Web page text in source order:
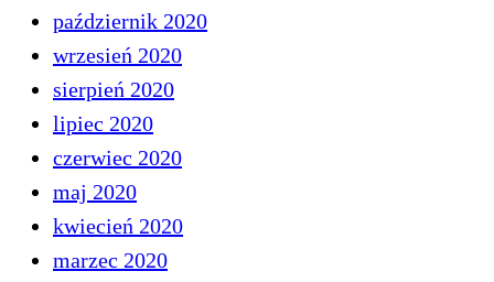
październik 2020
wrzesień 2020
sierpień 2020
lipiec 2020
czerwiec 2020
maj 2020
kwiecień 2020
marzec 2020